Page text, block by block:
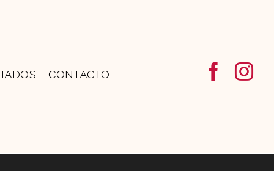
CONTACTO